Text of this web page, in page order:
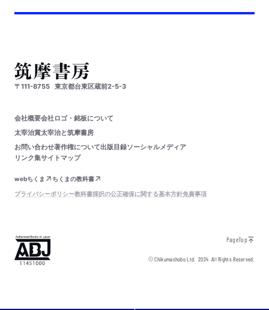
〒111-8755 東京都台東区蔵前2-5-3
会社概要会社ロゴ・銘板について
太宰治賞太宰治と筑摩書房
お問い合わせ著作権について出版目録ソーシャルメディア
リンク集サイトマップ
webちくま
ちくまの教科書
プライバシーポリシー教科書採択の公正確保に関する基本方針免責事項
PageTop
© Chikumashobo Ltd.2024 All Rights Reserved.